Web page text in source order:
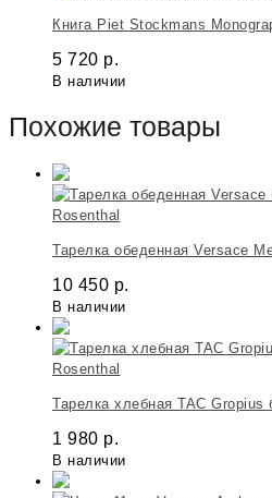
Книга Piet Stockmans
5 720 р.
В наличии
Похожие товары
Rosenthal
Тарелка обеденная Versace
10 450 р.
В наличии
Rosenthal
Тарелка хлебная TAC Gropius
1 980 р.
В наличии